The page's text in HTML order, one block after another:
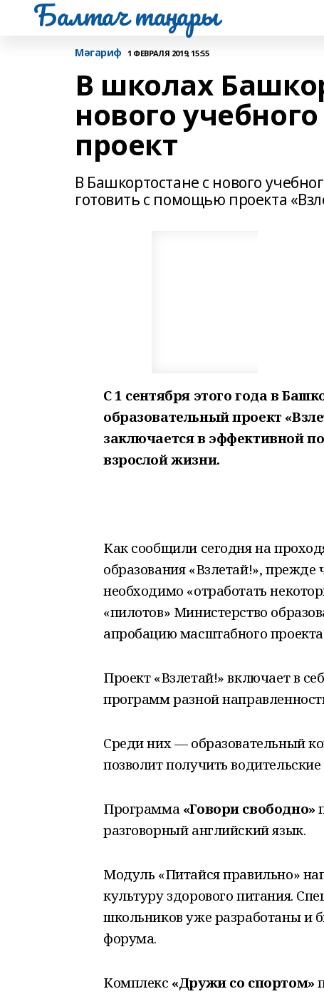
Балтач таңнары
Мәгариф 1 ФЕВРАЛЯ 2019, 15:55
В школах
нового
проект
В Башкортостане с нового
готовить с помощью проекта
С 1 сентября этого года в
образовательный проект
заключается в эффективной
взрослой жизни.
Как сообщили сегодня на
образования «Взлетай!», прежде
необходимо «отработать
«пилотов» Министерство
апробацию масштабного проекта
Проект «Взлетай!» включает в
программ разной
Среди них — образовательный
позволит получить
Программа «Говори свободно»
разговорный английский язык.
Модуль «Питайся правильно»
культуру здорового питания.
школьников уже разработаны и
форума.
Комплекс «Дружи со спортом»